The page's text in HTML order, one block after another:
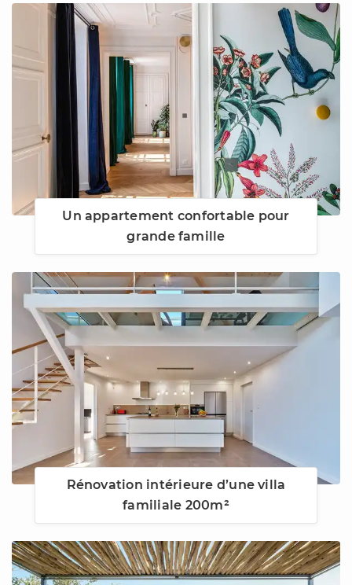
Un appartement confortable pour
grande famille
Rénovation intérieure d’une villa
familiale 200m²